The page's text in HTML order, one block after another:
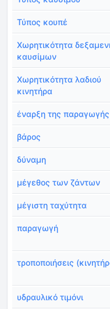
Τύπος κουπέ
Χωρητικότητα
καυσίμων
Χωρητικότητα λαδιού
κινητήρα
έναρξη της παραγωγής
βάρος
δύναμη
μέγεθος των ζάντων
μέγιστη ταχύτητα
παραγωγή
τροποποιήσεις
υδραυλικό τιμόνι